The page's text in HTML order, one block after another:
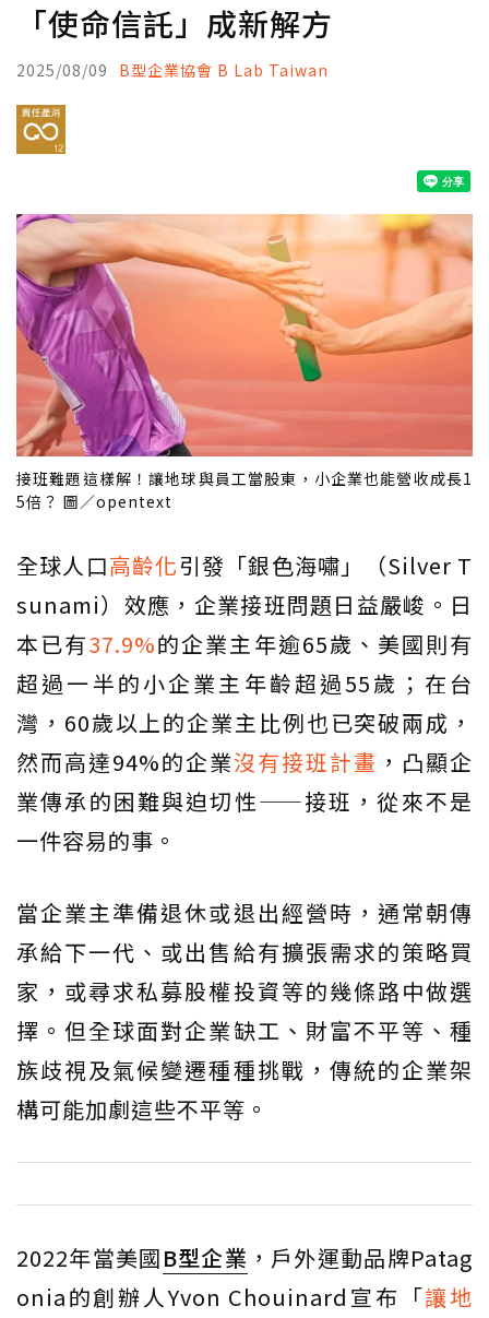
「使命信託」成新解方
2025/08/09 B型企業協會 B Lab Taiwan
接班難題這樣解！讓地球與員工當股東，小企業也能營收成長1
5倍？ 圖／opentext
全球人口高齡化引發「銀色海嘯」（Silver T
sunami）效應，企業接班問題日益嚴峻。日
本已有37.9%的企業主年逾65歲、美國則有
超過一半的小企業主年齡超過55歲；在台
灣，60歲以上的企業主比例也已突破兩成，
然而高達94%的企業沒有接班計畫 ，凸顯企
業傳承的困難與迫切性——接班，從來不是
一件容易的事。
當企業主準備退休或退出經營時，通常朝傳
承給下一代、或出售給有擴張需求的策略買
家，或尋求私募股權投資等的幾條路中做選
擇。但全球面對企業缺工、財富不平等、種
族歧視及氣候變遷種種挑戰，傳統的企業架
構可能加劇這些不平等。
2022年當美國B型企業 ，戶外運動品牌Patag
onia的創辦人Yvon Chouinard宣布「讓地